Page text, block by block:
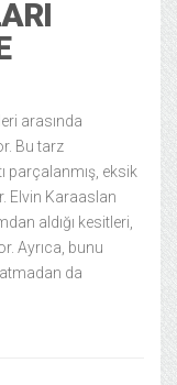
arasında
Bu tarz
parçalanmış, eksik
Elvin Karaaslan
aldığı kesitleri,
Ayrıca, bunu
da